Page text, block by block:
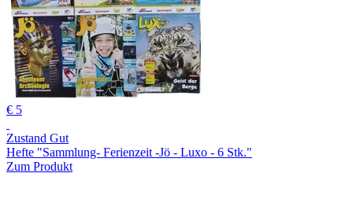
€ 5
Zustand Gut
Hefte "Sammlung- Ferienzeit -Jö - Luxo - 6 Stk."
Zum Produkt